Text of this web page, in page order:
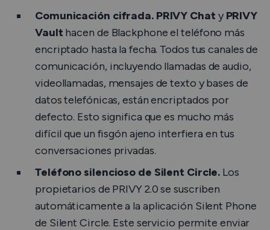
Comunicación cifrada. PRIVY Chat y PRIVY
Vault hacen de Blackphone el teléfono más
encriptado hasta la fecha. Todos tus canales de
comunicación, incluyendo llamadas de audio,
videollamadas, mensajes de texto y bases de
datos telefónicas, están encriptados por
defecto. Esto significa que es mucho más
difícil que un fisgón ajeno interfiera en tus
conversaciones privadas.
Teléfono silencioso de Silent Circle. Los
propietarios de PRIVY 2.0 se suscriben
automáticamente a la aplicación Silent Phone
de Silent Circle. Este servicio permite enviar